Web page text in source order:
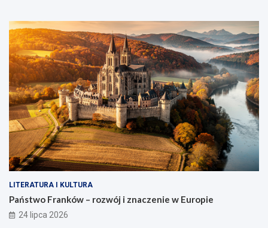
LITERATURA I KULTURA
Państwo Franków – rozwój i znaczenie w Europie
24 lipca 2026